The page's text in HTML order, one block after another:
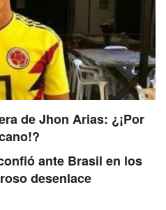
de Jhon Arias: ¿¡Por
ante Brasil en los
desenlace